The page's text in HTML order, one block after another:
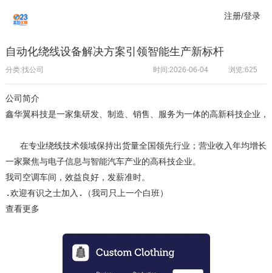
注册/登录
自动化绕线设备解决方案引领智能生产新标杆
分类:找公司 浏览:625
时间:2026-06-04
公司简介
鑫华翼科技是一家集研发、制造、销售、服务为一体的高新科技企业
在专业绕线技术领域保持出货量全国领先行业；营业收入年均增
一家聚焦与电子信息与智能汽车产业的高科技企业。
我司空调车间，效益良好，发薪准时。
.欢迎有识之士加入.（我司只上一个白班）
查看更多